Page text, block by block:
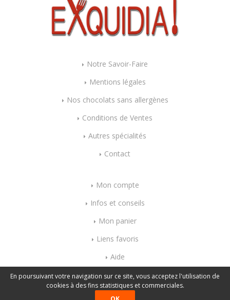
Notre Savoir-Faire
Mentions légales
Nos chocolats sans allergènes
Conditions de Ventes
Autres spécialités
Contact
Mon compte
Infos et conseils
Mon panier
Liens favoris
Aide
Index mots-clés
En poursuivant votre navigation sur ce site, vous acceptez l'utilisation de
cookies à des fins statistiques et commerciales.